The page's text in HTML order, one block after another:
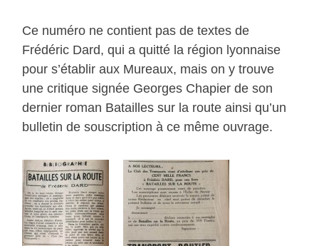
Ce numéro ne contient pas de textes de
Frédéric Dard, qui a quitté la région lyonnaise
pour s’établir aux Mureaux, mais on y trouve
une critique signée Georges Chapier de son
dernier roman Batailles sur la route ainsi qu’un
bulletin de souscription à ce même ouvrage.